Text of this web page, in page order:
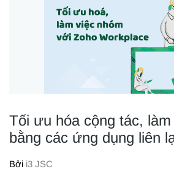
Tối ưu hóa cộng tác,
bằng các ứng dụng liên
Bởi i3 JSC